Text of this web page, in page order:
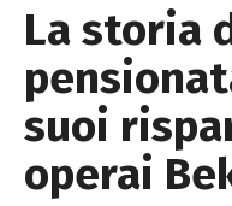
La storia
suoi
operai